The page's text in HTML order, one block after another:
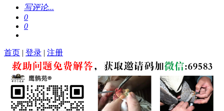
写评论...
0
0
首页 | 登录 | 注册